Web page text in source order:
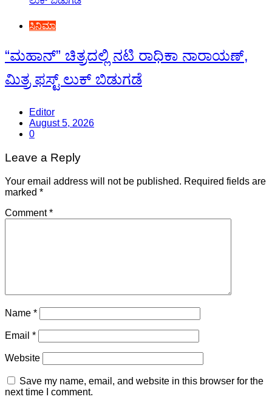
ಸಿನಿಮಾ
“ಮಹಾನ್” ಚಿತ್ರದಲ್ಲಿ ನಟಿ ರಾಧಿಕಾ ನಾರಾಯಣ್,
ಮಿತ್ರ ಫಸ್ಟ್ ಲುಕ್ ಬಿಡುಗಡೆ
Editor
August 5, 2026
0
Leave a Reply
Your email address will not be published. Required fields are
marked *
Comment*
Name *
Email *
Website
Save my name, email, and website in this browser for the
next time I comment.